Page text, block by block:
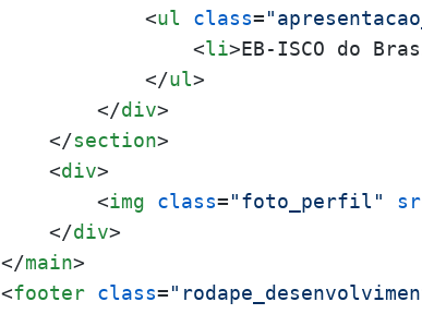
<ul class=
<li>EB-ISCO do
</ul>
</div>
</section>
<div>
<img class="foto_perfil"
</div>
</main>
<footer class=